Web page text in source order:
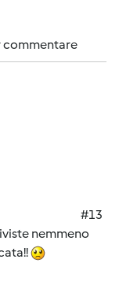
commentare
#13
nemmeno